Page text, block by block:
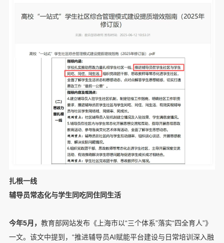
扎根一线
辅导员常态化与学生同吃同住同生活
今年5月， 教育部网站发布《上海市以“三个体系”落实“四全育人”》
一文。该文中提到，“推进辅导员AI赋能平台建设与日常培训深入融